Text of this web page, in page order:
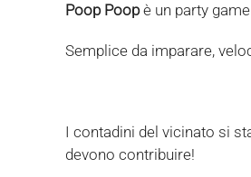
Poop Poopè un party
Semplice da imparare,
I contadini del vicinato si
devono contribuire!